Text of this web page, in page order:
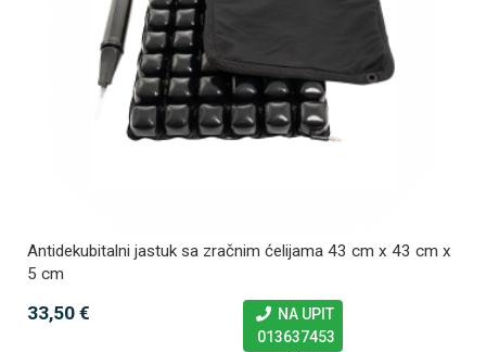
Antidekubitalni jastuk sa zračnim ćelijama 43 cm x 43 cm x
5 cm
33,50 €
NA UPIT
013637453